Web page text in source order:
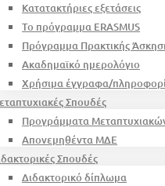
Κατατακτήριες εξετάσεις
Το πρόγραμμα ERASMUS
Πρόγραμμα Πρακτικής
Ακαδημαϊκό ημερολόγιο
Χρήσιμα έγγραφα/
Σπουδές
Προγράμματα
Απονεμηθέντα ΜΔΕ
Σπουδές
Διδακτορικό δίπλωμα